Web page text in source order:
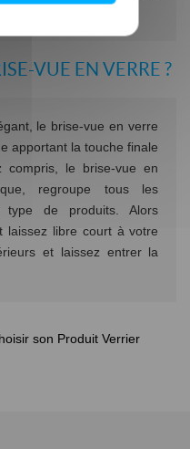
!
VUE EN VERRE ?
le brise-vue en verre
apportant la touche finale
compris, le brise-vue en
regroupe tous les
type de produits. Alors
laissez libre court à votre
et laissez entrer la
son Produit Verrier